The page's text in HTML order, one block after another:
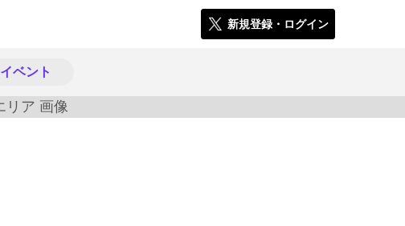
新規登録・ログイン
イベント